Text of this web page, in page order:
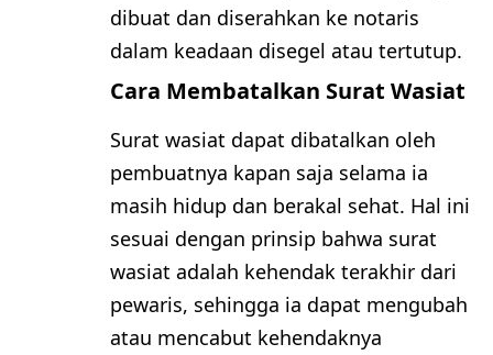
dibuat dan diserahkan ke notaris
dalam keadaan disegel atau tertutup.
Cara Membatalkan Surat Wasiat
Surat wasiat dapat dibatalkan oleh
pembuatnya kapan saja selama ia
masih hidup dan berakal sehat. Hal ini
sesuai dengan prinsip bahwa surat
wasiat adalah kehendak terakhir dari
pewaris, sehingga ia dapat mengubah
atau mencabut kehendaknya